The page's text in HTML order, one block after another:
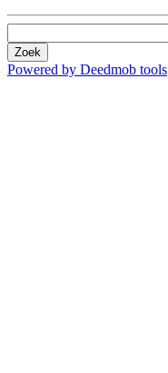
Zoek
Powered by Deedmob tools